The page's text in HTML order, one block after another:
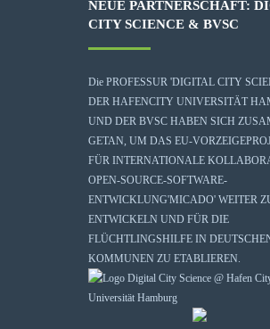
NEUE PARTNERSCHAFT:
CITY SCIENCE & BVSC
Die PROFESSUR 'DIGITAL CITY
DER HAFENCITY UNIVERSITÄT
UND DER BVSC HABEN SICH
GETAN, UM DAS EU-
FÜR INTERNATIONALE
OPEN-SOURCE-SOFTWARE-
ENTWICKLUNG'MICADO' WEITER
ENTWICKELN UND FÜR DIE
FLÜCHTLINGSHILFE IN
KOMMUNEN ZU ETABLIEREN.